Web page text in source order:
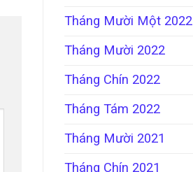
Tháng Mười Một 2022
Tháng Mười 2022
Tháng Chín 2022
Tháng Tám 2022
Tháng Mười 2021
Tháng Chín 2021